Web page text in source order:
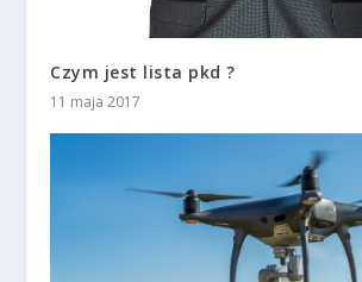
Czym jest lista pkd ?
11 maja 2017